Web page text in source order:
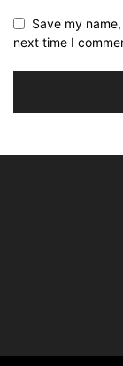
Save my
next time I